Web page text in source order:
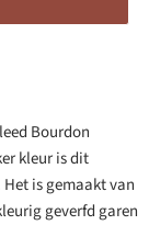
Bourdon
kleur is dit
is gemaakt van
geverfd garen